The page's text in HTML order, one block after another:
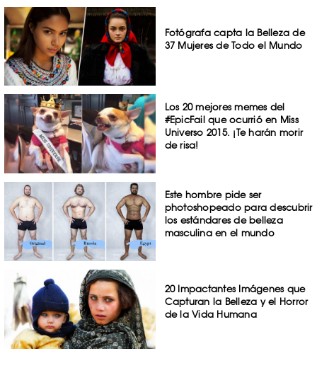
Fotógrafa capta la Belleza de
37 Mujeres de Todo el Mundo
Los 20 mejores memes del
#EpicFail que ocurrió en Miss
Universo 2015. ¡Te harán morir
de risa!
Este hombre pide ser
photoshopeado para descubrir
los estándares de belleza
masculina en el mundo
20 Impactantes Imágenes que
Capturan la Belleza y el Horror
de la Vida Humana